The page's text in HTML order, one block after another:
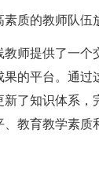
的教师队伍
提供了一个
的平台。通过
了知识体系
教育教学素